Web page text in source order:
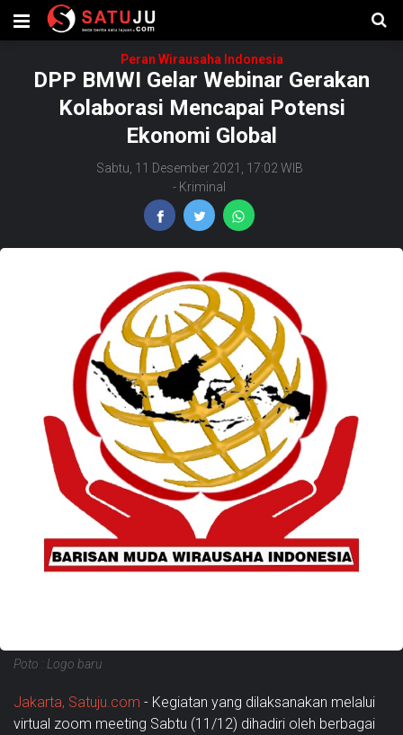
Peran Wirausaha Indonesia
DPP BMWI Gelar Webinar Gerakan
Kolaborasi Mencapai Potensi
Ekonomi Global
Sabtu, 11 Desember 2021, 17:02 WIB
- Kriminal
Poto : Logo baru
Jakarta, Satuju.com - Kegiatan yang dilaksanakan melalui
virtual zoom meeting Sabtu (11/12) dihadiri oleh berbagai